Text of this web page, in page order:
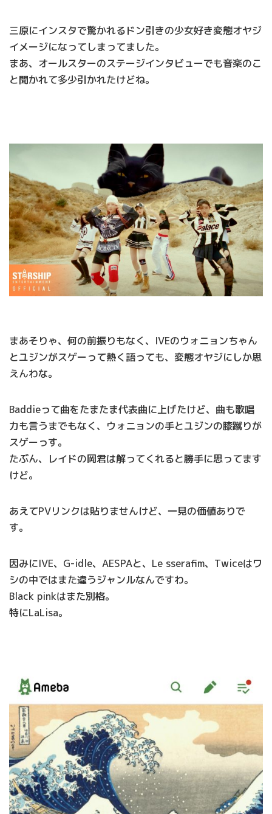
三原にインスタで驚かれるドン引きの少女好き変態オヤジ
イメージになってしまってました。
まあ、オールスターのステージインタビューでも音楽のこ
と聞かれて多少引かれたけどね。
まあそりゃ、何の前振りもなく、IVEのウォニョンちゃん
とユジンがスゲーって熱く語っても、変態オヤジにしか思
えんわな。
Baddieって曲をたまたま代表曲に上げたけど、曲も歌唱
力も言うまでもなく、ウォニョンの手とユジンの膝蹴りが
スゲーっす。
たぶん、レイドの岡君は解ってくれると勝手に思ってます
けど。
あえてPVリンクは貼りませんけど、一見の価値ありで
す。
因みにIVE、G-idle、AESPAと、Le sserafim、Twiceはワ
シの中ではまた違うジャンルなんですわ。
Black pinkはまた別格。
特にLaLisa。